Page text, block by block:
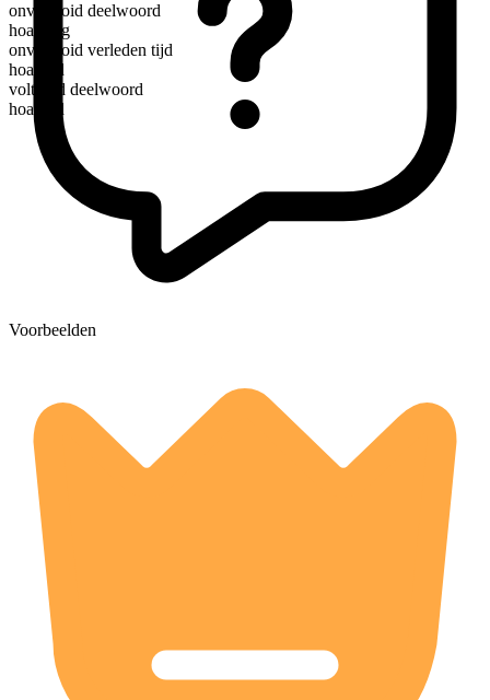
onvoltooid deelwoord
hoarding
onvoltooid verleden tijd
hoarded
voltooid deelwoord
hoarded
Voorbeelden